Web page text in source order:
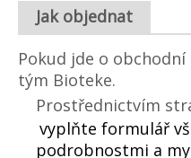
Jak objednat
Pokud jde o
tým Bioteke.
Prostřednictvím
vyplňte formulář
podrobnostmi a